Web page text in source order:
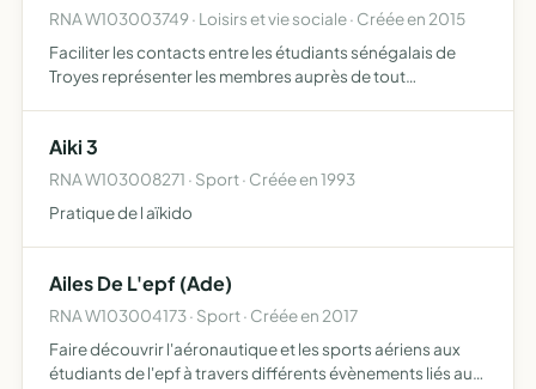
RNA W103003749 · Loisirs et vie sociale · Créée en 2015
Faciliter les contacts entre les étudiants sénégalais de
Troyes représenter les membres auprès de tout
Aiki 3
RNA W103008271 · Sport · Créée en 1993
Pratique de l aïkido
Ailes De L'epf (Ade)
RNA W103004173 · Sport · Créée en 2017
Faire découvrir l'aéronautique et les sports aériens aux
étudiants de l'epf à travers différents évènements liés aux